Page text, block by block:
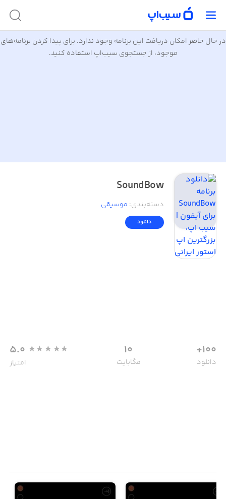
در حال حاضر امکان دریافت این برنامه وجود ندارد. برای پیدا کردن برنامه‌های
موجود، از جستجوی سیب‌اپ استفاده کنید.
SoundBow
دسته‌بندی: موسیقی
دانلود
100+
دانلود
10
مگابایت
5.0
امتیاز